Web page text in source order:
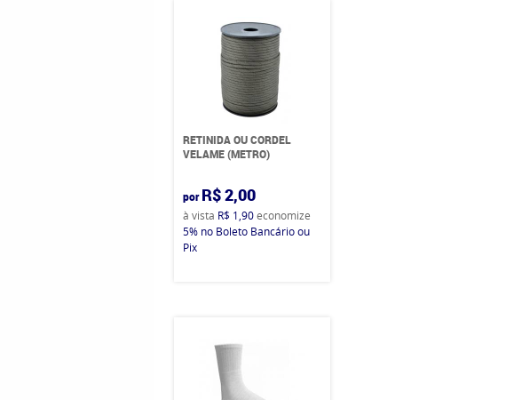
RETINIDA OU CORDEL
VELAME (METRO)
por R$ 2,00
à vista R$ 1,90economize
5% no Boleto Bancário ou
Pix